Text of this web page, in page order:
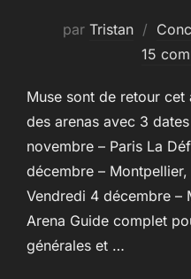
par Tristan
15
Muse sont de retour
des arenas avec 3
novembre – Paris La
décembre –
Vendredi 4 décembre –
Arena Guide complet
générales et …